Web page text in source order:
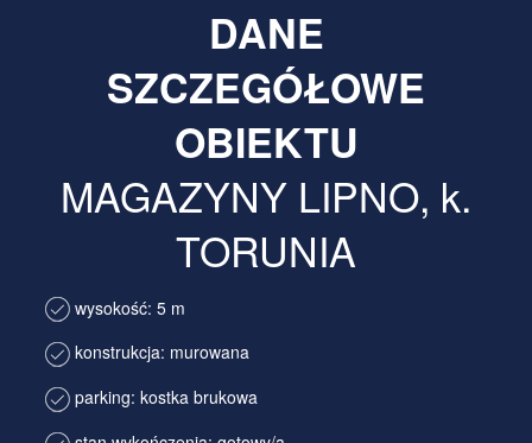
DANE
SZCZEGÓŁOWE
OBIEKTU
MAGAZYNY LIPNO, k.
TORUNIA
wysokość: 5 m
konstrukcja: murowana
parking: kostka brukowa